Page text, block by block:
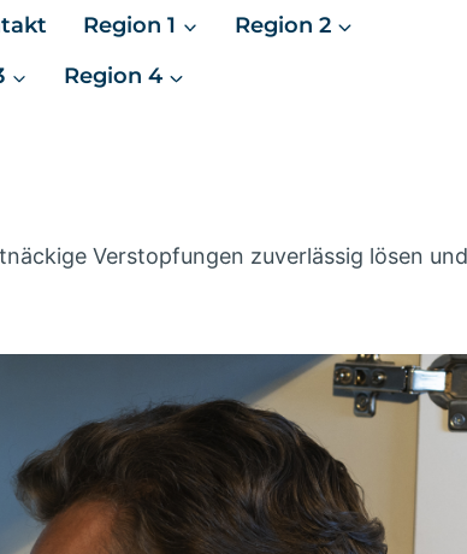
Region 1
Region 2
Region 4
Verstopfungen zuverlässig lösen